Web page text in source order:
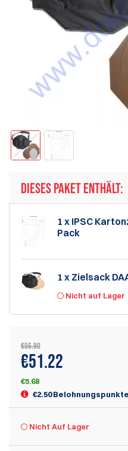
DIESES PAKET ENTHÄLT:
1 x IPSC
Pack
1 x Zielsack
Nicht auf Lager
€56.90
€51.22
€5.68
€2.50 Belohnungspunkte
Nicht Auf Lager